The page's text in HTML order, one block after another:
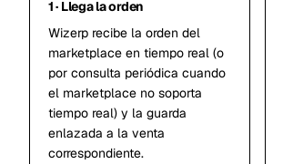
1 · Llega la orden
Wizerp recibe la orden del
marketplace en tiempo real (o
por consulta periódica cuando
el marketplace no soporta
tiempo real) y la guarda
enlazada a la venta
correspondiente.